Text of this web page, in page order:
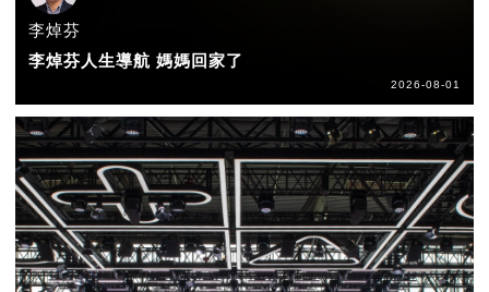
李焯芬
李焯芬人生導航 媽媽回家了
2026-08-01